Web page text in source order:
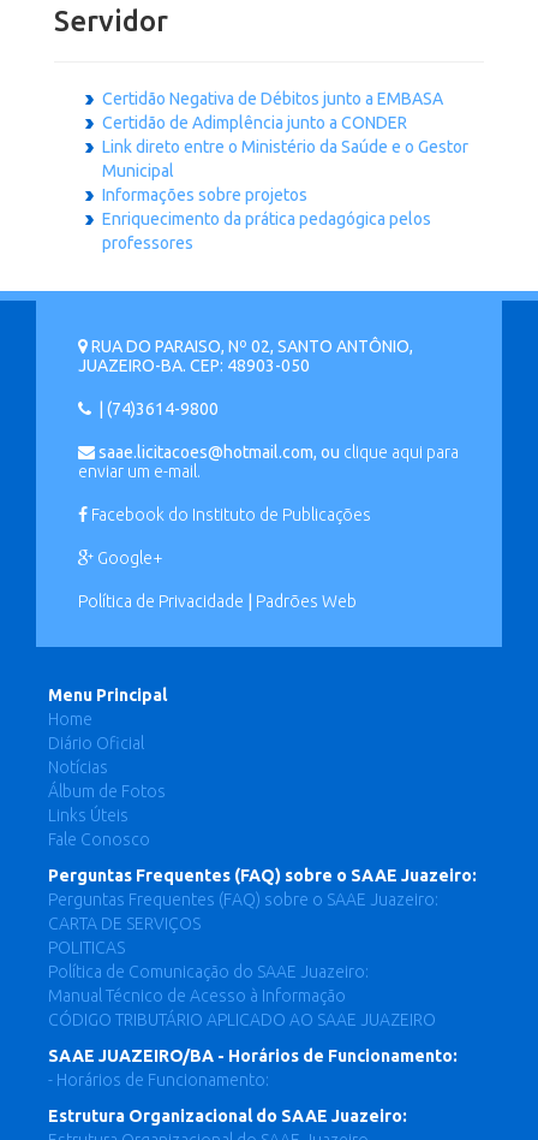
Servidor
Certidão Negativa de Débitos junto a EMBASA
Certidão de Adimplência junto a CONDER
Link direto entre o Ministério da Saúde e o Gestor
Municipal
Informações sobre projetos
Enriquecimento da prática pedagógica pelos
professores
RUA DO PARAISO, Nº 02, SANTO ANTÔNIO,
JUAZEIRO-BA. CEP: 48903-050
| (74)3614-9800
saae.licitacoes@hotmail.com, ou clique aqui para
enviar um e-mail.
Facebook do Instituto de Publicações
Google+
Política de Privacidade Padrões Web
Menu Principal
Home
Diário Oficial
Notícias
Álbum de Fotos
Links Úteis
Fale Conosco
Perguntas Frequentes (FAQ) sobre o SAAE Juazeiro:
Perguntas Frequentes (FAQ) sobre o SAAE Juazeiro:
CARTA DE SERVIÇOS
POLITICAS
Política de Comunicação do SAAE Juazeiro:
Manual Técnico de Acesso à Informação
CÓDIGO TRIBUTÁRIO APLICADO AO SAAE JUAZEIRO
SAAE JUAZEIRO/BA - Horários de Funcionamento:
- Horários de Funcionamento:
Estrutura Organizacional do SAAE Juazeiro: